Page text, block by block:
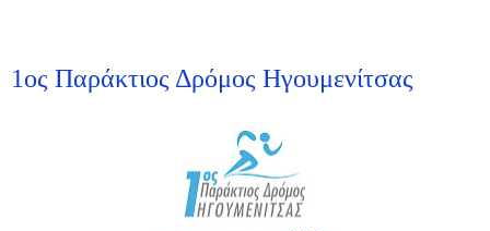
1ος Παράκτιος Δρόμος Ηγουμενίτσας